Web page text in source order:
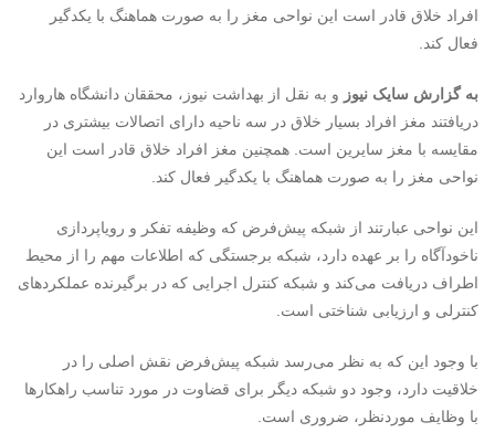
افراد خلاق قادر است این نواحی مغز را به صورت هماهنگ با یکدگیر
فعال کند.
به گزارش سایک نیوز و به نقل از بهداشت نیوز، محققان دانشگاه هاروارد
دریافتند مغز افراد بسیار خلاق در سه ناحیه دارای اتصالات بیشتری در
مقایسه با مغز سایرین است. همچنین مغز افراد خلاق قادر است این
نواحی مغز را به صورت هماهنگ با یکدگیر فعال کند.
این نواحی عبارتند از شبکه پیش‌فرض که وظیفه تفکر و رویاپردازی
ناخودآگاه را بر عهده دارد، شبکه برجستگی که اطلاعات مهم را از محیط
اطراف دریافت می‌کند و شبکه کنترل اجرایی که در برگیرنده عملکردهای
کنترلی و ارزیابی شناختی است.
با وجود این که به نظر می‌رسد شبکه پیش‌فرض نقش اصلی را در
خلاقیت دارد، وجود دو شبکه دیگر برای قضاوت در مورد تناسب راهکارها
با وظایف موردنظر، ضروری است.